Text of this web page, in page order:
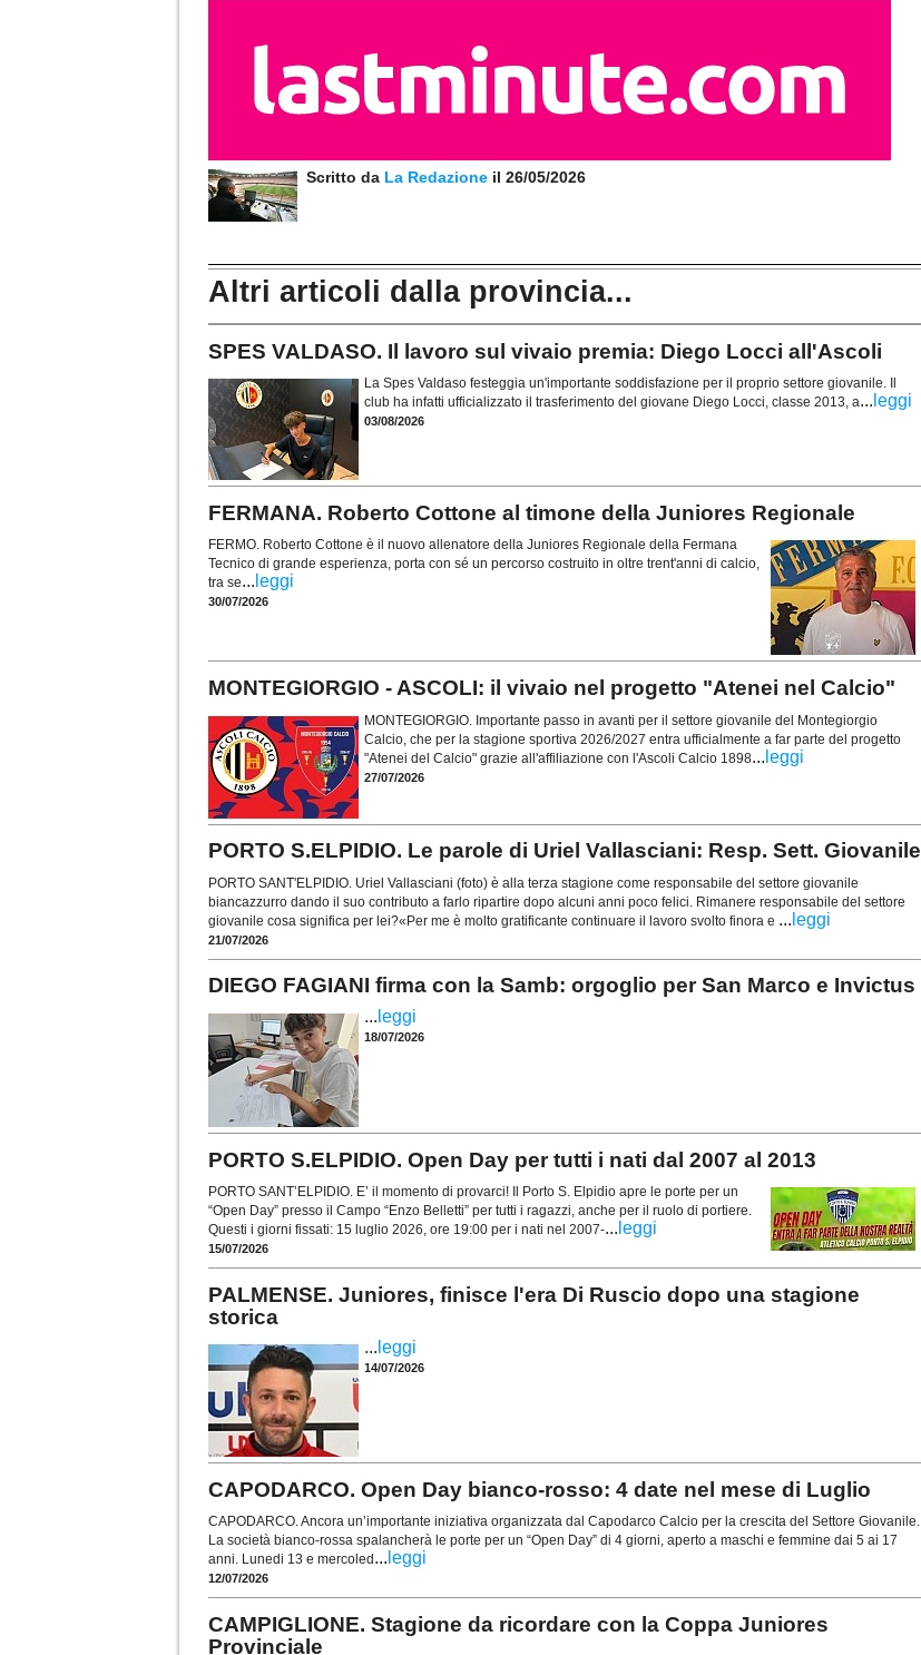
Scritto da La Redazione il 26/05/2026
Altri articoli dalla provincia...
SPES VALDASO. Il lavoro sul vivaio premia: Diego Locci all'Ascoli
La Spes Valdaso festeggia un'importante soddisfazione per il proprio settore giovanile. Il
club ha infatti ufficializzato il trasferimento del giovane Diego Locci, classe 2013, a... leggi
03/08/2026
FERMANA. Roberto Cottone al timone della Juniores Regionale
FERMO. Roberto Cottone è il nuovo allenatore della Juniores Regionale della Fermana
Tecnico di grande esperienza, porta con sé un percorso costruito in oltre trent'anni di calcio,
tra se... leggi
30/07/2026
MONTEGIORGIO - ASCOLI: il vivaio nel progetto "Atenei nel Calcio"
MONTEGIORGIO. Importante passo in avanti per il settore giovanile del Montegiorgio
Calcio, che per la stagione sportiva 2026/2027 entra ufficialmente a far parte del progetto
"Atenei del Calcio" grazie all'affiliazione con l'Ascoli Calcio 1898... leggi
27/07/2026
PORTO S.ELPIDIO. Le parole di Uriel Vallasciani: Resp. Sett. Giovanile
PORTO SANT'ELPIDIO. Uriel Vallasciani (foto) è alla terza stagione come responsabile del settore giovanile
biancazzurro dando il suo contributo a farlo ripartire dopo alcuni anni poco felici. Rimanere responsabile del settore
giovanile cosa significa per lei?«Per me è molto gratificante continuare il lavoro svolto finora e ... leggi
21/07/2026
DIEGO FAGIANI firma con la Samb: orgoglio per San Marco e Invictus
... leggi
18/07/2026
PORTO S.ELPIDIO. Open Day per tutti i nati dal 2007 al 2013
PORTO SANT’ELPIDIO. E’ il momento di provarci! Il Porto S. Elpidio apre le porte per un
“Open Day” presso il Campo “Enzo Belletti” per tutti i ragazzi, anche per il ruolo di portiere.
Questi i giorni fissati: 15 luglio 2026, ore 19:00 per i nati nel 2007-... leggi
15/07/2026
PALMENSE. Juniores, finisce l'era Di Ruscio dopo una stagione
storica
... leggi
14/07/2026
CAPODARCO. Open Day bianco-rosso: 4 date nel mese di Luglio
CAPODARCO. Ancora un’importante iniziativa organizzata dal Capodarco Calcio per la crescita del Settore Giovanile.
La società bianco-rossa spalancherà le porte per un “Open Day” di 4 giorni, aperto a maschi e femmine dai 5 ai 17
anni. Lunedi 13 e mercoled ... leggi
12/07/2026
CAMPIGLIONE. Stagione da ricordare con la Coppa Juniores
Provinciale